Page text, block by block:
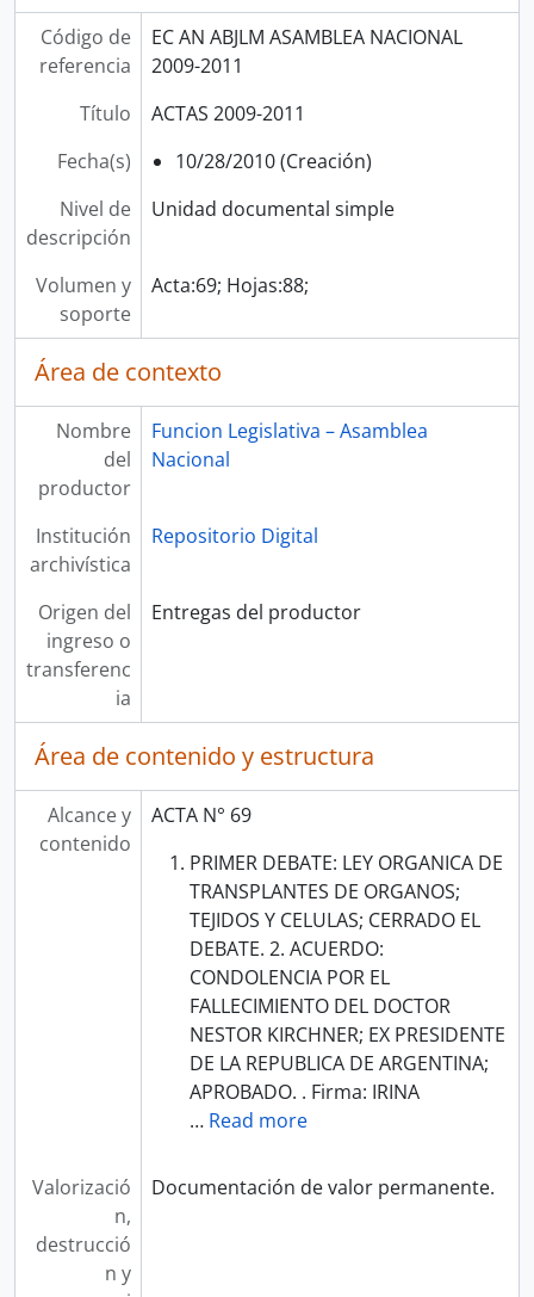
Código de
referencia
EC AN ABJLM ASAMBLEA NACIONAL
2009-2011
Título
ACTAS 2009-2011
Fecha(s)
10/28/2010 (Creación)
Nivel de
descripción
Unidad documental simple
Volumen y
soporte
Acta:69; Hojas:88;
Área de contexto
Nombre
del
productor
Funcion Legislativa – Asamblea
Nacional
Institución
archivística
Repositorio Digital
Origen del
ingreso o
transferenc
ia
Entregas del productor
Área de contenido y estructura
Alcance y
contenido
ACTA N° 69
PRIMER DEBATE: LEY ORGANICA DE
TRANSPLANTES DE ORGANOS;
TEJIDOS Y CELULAS; CERRADO EL
DEBATE. 2. ACUERDO:
CONDOLENCIA POR EL
FALLECIMIENTO DEL DOCTOR
NESTOR KIRCHNER; EX PRESIDENTE
DE LA REPUBLICA DE ARGENTINA;
APROBADO. . Firma: IRINA
… Read more
Valorizació
n,
destrucció
n y
Documentación de valor permanente.